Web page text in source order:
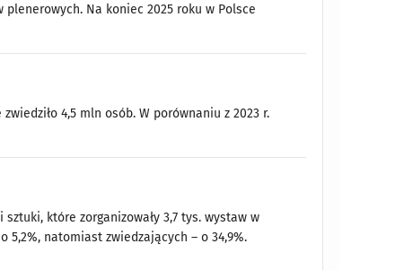
Na koniec 2025 roku w Polsce
4,5 mln osób. W porównaniu z 2023 r.
które zorganizowały 3,7 tys. wystaw w
5,2%, natomiast zwiedzających – o 34,9%.